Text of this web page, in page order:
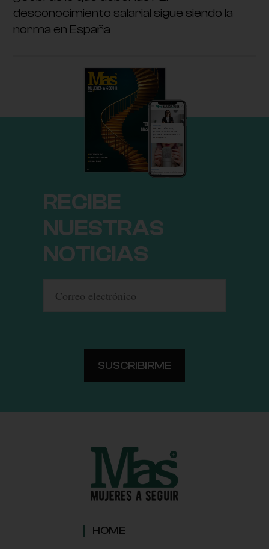
desconocimiento salarial sigue siendo la
norma en España
RECIBE
NUESTRAS
NOTICIAS
HOME